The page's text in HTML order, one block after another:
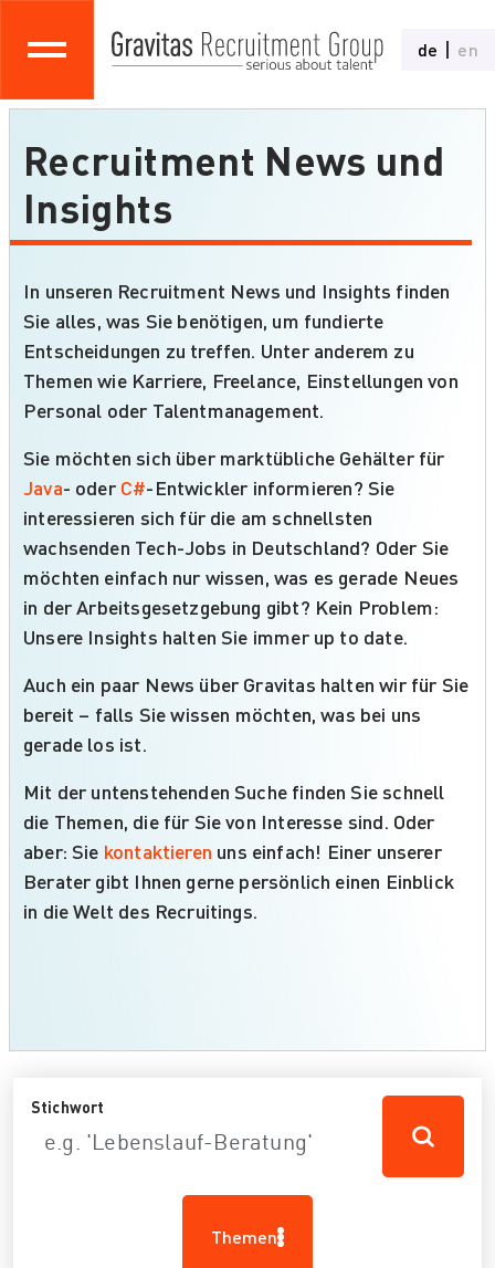
de en
Recruitment News und
Insights
In unseren Recruitment News und Insights finden
Sie alles, was Sie benötigen, um fundierte
Entscheidungen zu treffen. Unter anderem zu
Themen wie Karriere, Freelance, Einstellungen von
Personal oder Talentmanagement.
Sie möchten sich über marktübliche Gehälter für
Java- oder C#-Entwickler informieren? Sie
interessieren sich für die am schnellsten
wachsenden Tech-Jobs in Deutschland? Oder Sie
möchten einfach nur wissen, was es gerade Neues
in der Arbeitsgesetzgebung gibt? Kein Problem:
Unsere Insights halten Sie immer up to date.
Auch ein paar News über Gravitas halten wir für Sie
bereit – falls Sie wissen möchten, was bei uns
gerade los ist.
Mit der untenstehenden Suche finden Sie schnell
die Themen, die für Sie von Interesse sind. Oder
aber: Sie kontaktieren uns einfach! Einer unserer
Berater gibt Ihnen gerne persönlich einen Einblick
in die Welt des Recruitings.
Stichwort
Themen